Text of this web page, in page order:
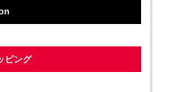
ピング